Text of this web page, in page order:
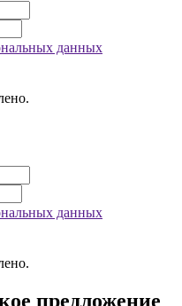
данных
данных
предложение